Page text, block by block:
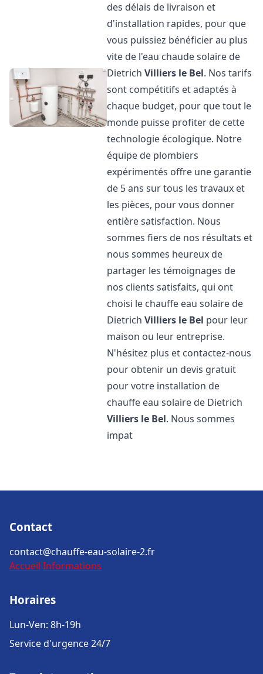
des délais de livraison et
d'installation rapides, pour que
vous puissiez bénéficier au plus
vite de l'eau chaude solaire de
DietrichVilliers le Bel. Nos tarifs
sont compétitifs et adaptés à
chaque budget, pour que tout le
monde puisse profiter de cette
technologie écologique. Notre
équipe de plombiers
expérimentés offre une garantie
de 5 ans sur tous les travaux et
les pièces, pour vous donner
entière satisfaction. Nous
sommes fiers de nos résultats et
nous sommes heureux de
partager les témoignages de
nos clients satisfaits, qui ont
choisi le chauffe eau solaire de
DietrichVilliers le Bel pour leur
maison ou leur entreprise.
N'hésitez plus et contactez-nous
pour obtenir un devis gratuit
pour votre installation de
chauffe eau solaire de Dietrich
Villiers le Bel. Nous sommes
impat
Contact
contact@chauffe-eau-solaire-2.fr
Accueil Informations
Horaires
Lun-Ven: 8h-19h
Service d'urgence 24/7